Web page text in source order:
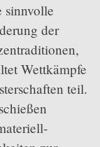
sinnvolle
der
Wettkämpfe
teil.